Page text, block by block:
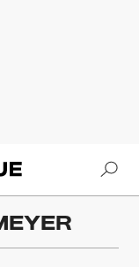
Soundvenue